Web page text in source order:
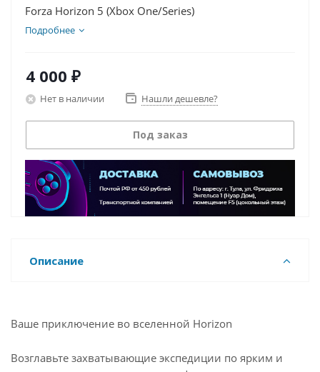
Forza Horizon 5 (Xbox One/Series)
Подробнее
4 000 ₽
Нет в наличии Нашли дешевле?
Под заказ
Описание
Ваше приключение во вселенной Horizon
Возглавьте захватывающие экспедиции по ярким и